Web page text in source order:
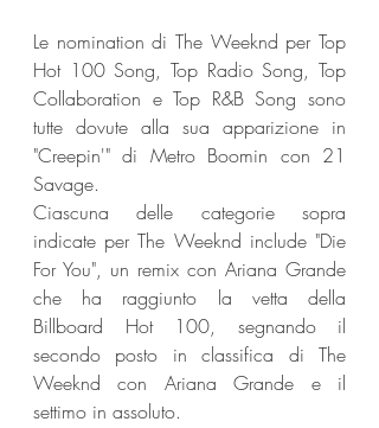
Le nomination di The Weeknd per Top
Hot 100 Song, Top Radio Song, Top
Collaboration e Top R&B Song sono
tutte dovute alla sua apparizione in
"Creepin'" di Metro Boomin con 21
Savage.
Ciascuna delle categorie sopra
indicate per The Weeknd include "Die
For You", un remix con Ariana Grande
che ha raggiunto la vetta della
Billboard Hot 100, segnando il
secondo posto in classifica di The
Weeknd con Ariana Grande e il
settimo in assoluto.